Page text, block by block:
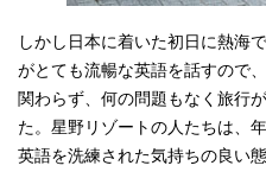
しかし日本に着いた初日に熱海
がとても流暢な英語を話すので
関わらず、何の問題もなく旅行
た。星野リゾートの人たちは、
英語を洗練された気持ちの良い